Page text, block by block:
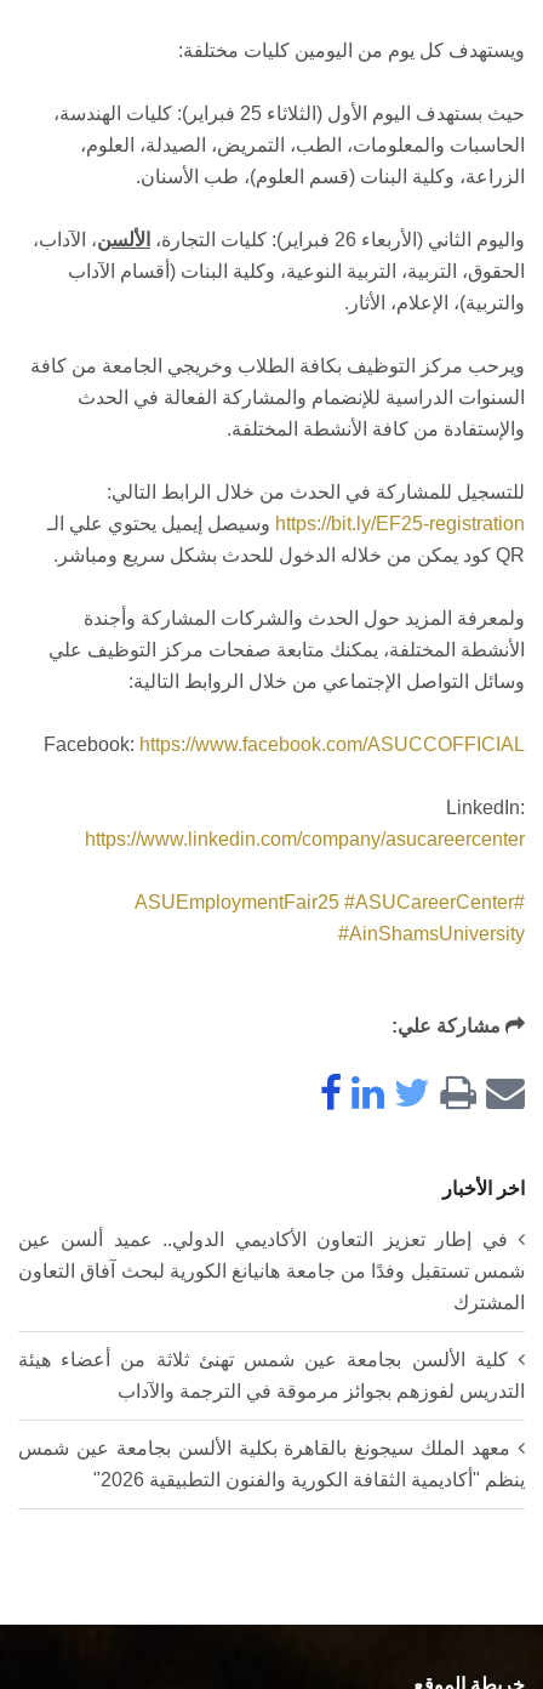
ويستهدف كل يوم من اليومين كليات مختلفة:
حيث بستهدف اليوم الأول (الثلاثاء 25 فبراير): كليات الهندسة،
الحاسبات والمعلومات، الطب، التمريض، الصيدلة، العلوم،
الزراعة، وكلية البنات (قسم العلوم)، طب الأسنان.
واليوم الثاني (الأربعاء 26 فبراير): كليات التجارة، الألسن، الآداب،
الحقوق، التربية، التربية النوعية، وكلية البنات (أقسام الآداب
والتربية)، الإعلام، الأثار.
ويرحب مركز التوظيف بكافة الطلاب وخريجي الجامعة من كافة
السنوات الدراسية للإنضمام والمشاركة الفعالة في الحدث
والإستفادة من كافة الأنشطة المختلفة.
للتسجيل للمشاركة في الحدث من خلال الرابط التالي:
https://bit.ly/EF25-registration وسيصل إيميل يحتوي علي الـ
QR كود يمكن من خلاله الدخول للحدث بشكل سريع ومباشر.
ولمعرفة المزيد حول الحدث والشركات المشاركة وأجندة
الأنشطة المختلفة، يمكنك متابعة صفحات مركز التوظيف علي
وسائل التواصل الإجتماعي من خلال الروابط التالية:
https://www.facebook.com/ASUCCOFFICIAL
https://www.linkedin.com/company/asucareercenter
#ASUEmploymentFair25
#ASUCareerCenter
#AinShamsUniversity
مشاركة علي:
اخر الأخبار
في إطار تعزيز التعاون الأكاديمي الدولي.. عميد ألسن عين
شمس تستقبل وفدًا من جامعة هانيانغ الكورية لبحث آفاق التعاون
المشترك
كلية الألسن بجامعة عين شمس تهنئ ثلاثة من أعضاء هيئة
التدريس لفوزهم بجوائز مرموقة في الترجمة والآداب
معهد الملك سيجونغ بالقاهرة بكلية الألسن بجامعة عين شمس
ينظم "أكاديمية الثقافة الكورية والفنون التطبيقية 2026"
خريطة الموقع